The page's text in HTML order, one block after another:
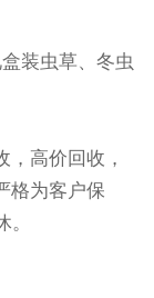
装虫草、冬虫
高价回收，
格为客户保